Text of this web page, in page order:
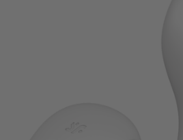
Warming Vibrators